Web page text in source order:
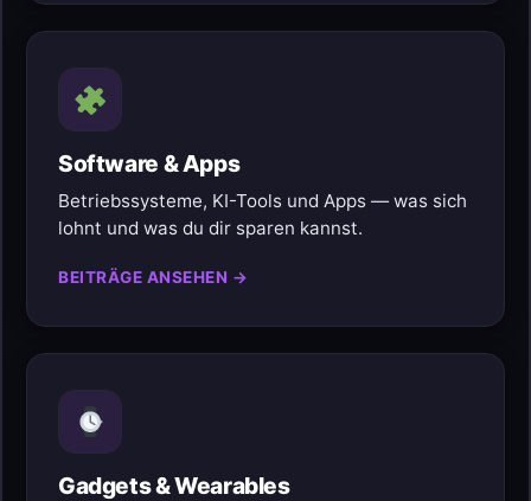
Software & Apps
Betriebssysteme, KI-Tools und Apps — was sich
lohnt und was du dir sparen kannst.
BEITRÄGE ANSEHEN →
Gadgets & Wearables